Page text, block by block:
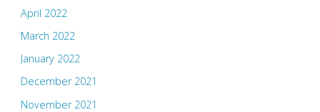
April 2022
March 2022
January 2022
December 2021
November 2021